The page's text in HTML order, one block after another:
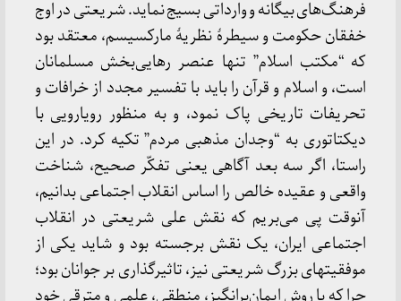
فرهنگ‌های بیگانه و وارداتی بسیج نماید. شریعتی در اوج
خفقان حکومت و سیطرۀ نظریۀ مارکسیسم، معتقد بود
که “مکتب اسلام” تنها عنصر رهایی‌بخش مسلمانان
است، و اسلام و قرآن را باید با تفسیر مجدد از خرافات و
تحریفات تاریخی پاک نمود، و به منظور رویارویی با
دیکتاتوری به “وجدان مذهبی مردم” تکیه کرد. در این
راستا، اگر سه بعد آگاهی یعنی تفکّر صحیح، شناخت
واقعی و عقیده خالص را اساس انقلاب اجتماعی بدانیم،
آنوقت پی می‌بریم که نقش علی شریعتی در انقلاب
اجتماعی ایران، یک نقش برجسته بود و شاید یکی از
موفقیتهای بزرگ شریعتی نیز، تاثیرگذاری بر جوانان بود؛